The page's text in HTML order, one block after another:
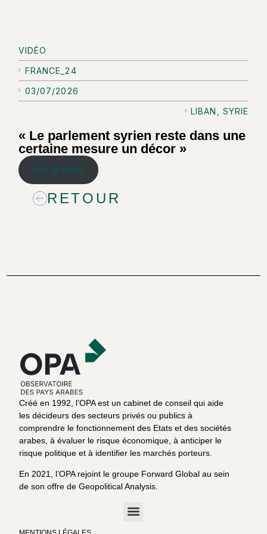
VIDÉO
FRANCE_24
03/07/2026
LIBAN
SYRIE
« Le parlement syrien reste dans une
certaine mesure un décor »
Voir la vidéo
RETOUR
Créé en 1992, l’OPA est un cabinet de conseil qui aide
les décideurs des secteurs privés ou publics à
comprendre le fonctionnement des Etats et des sociétés
arabes, à évaluer le risque économique, à anticiper le
risque politique et à identifier les marchés porteurs.
En 2021, l’OPA rejoint le groupe Forward Global au sein
de son offre de Geopolitical Analysis.